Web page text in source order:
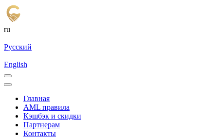
ru
Русский
English
Главная
AML правила
Кэшбэк и cкидки
Партнерам
Контакты